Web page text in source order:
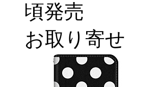
頃発売
お取り寄せ